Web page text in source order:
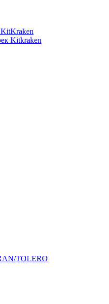
Kitkraken
TOLERO